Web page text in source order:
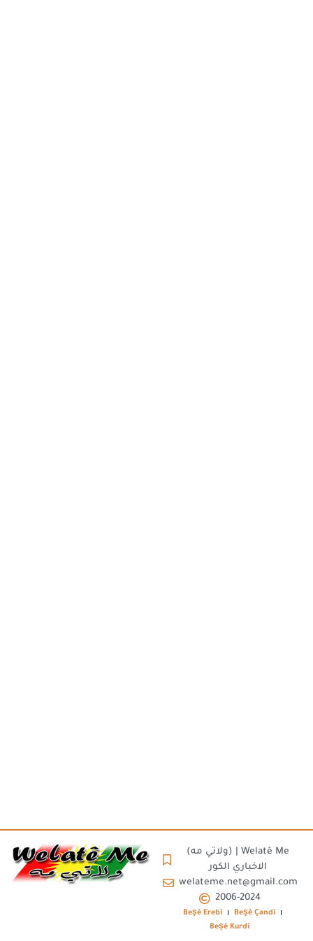
(ولاتي مه) | Welatê Me
الاخباري الكور
welateme.net@gmail.com
2006-2024
Beşê Erebî
Beşê Çandî
Beșê Kurdî